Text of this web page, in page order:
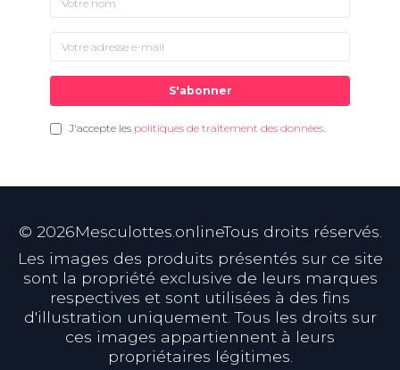
S'abonner
J'accepte les politiques de traitement des données.
© 2026Mesculottes.onlineTous droits réservés.
Les images des produits présentés sur ce site
sont la propriété exclusive de leurs marques
respectives et sont utilisées à des fins
d'illustration uniquement. Tous les droits sur
ces images appartiennent à leurs
propriétaires légitimes.